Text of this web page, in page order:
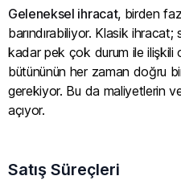
Geleneksel ihracat, birden
barındırabiliyor. Klasik
kadar pek çok durum ile ilişkili
bütününün her zaman doğru
gerekiyor. Bu da maliyetlerin
açıyor.
Satış Süreçleri